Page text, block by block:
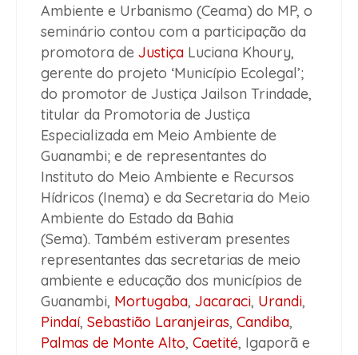
Ambiente e Urbanismo (Ceama) do MP, o
seminário contou com a participação da
promotora de Justiça Luciana Khoury,
gerente do projeto ‘Município Ecolegal’;
do promotor de Justiça Jailson Trindade,
titular da Promotoria de Justiça
Especializada em Meio Ambiente de
Guanambi; e de representantes do
Instituto do Meio Ambiente e Recursos
Hídricos (Inema) e da Secretaria do Meio
Ambiente do Estado da Bahia
(Sema). Também estiveram presentes
representantes das secretarias de meio
ambiente e educação dos municípios de
Guanambi, Mortugaba, Jacaraci, Urandi,
Pindaí, Sebastião Laranjeiras, Candiba,
Palmas de Monte Alto, Caetité, Igaporã e